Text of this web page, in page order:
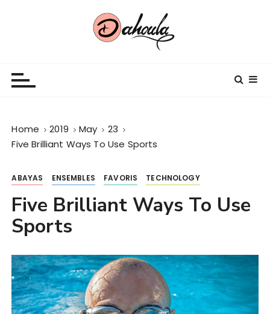
Home 2019 May
23
Five Brilliant Ways To Use Sports
ABAYAS ENSEMBLES FAVORIS TECHNOLOGY
Five Brilliant Ways To Use
Sports